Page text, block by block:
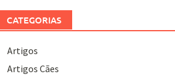
CATEGORIAS
Artigos
Artigos Cães